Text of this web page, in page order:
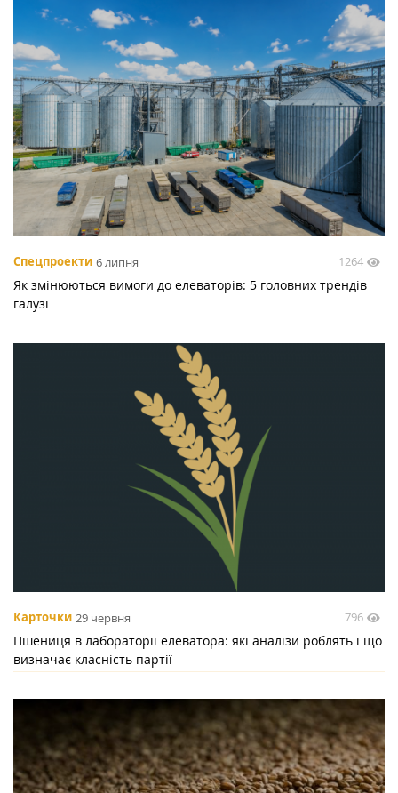
Спецпроекти 6 липня 1264
Як змінюються вимоги до елеваторів: 5 головних трендів
галузі
Карточки 29 червня 796
Пшениця в лабораторії елеватора: які аналізи роблять і що
визначає класність партії